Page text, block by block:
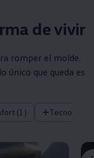
de vivir
romper el molde.
único que queda es
(1) Tecnología